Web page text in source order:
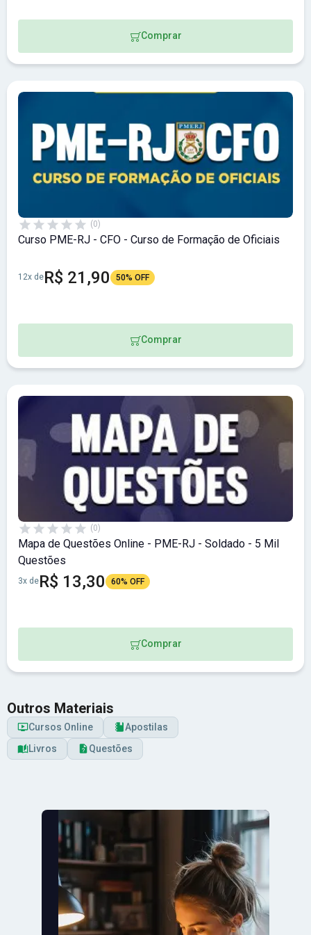
Comprar
(0)
Curso PME-RJ - CFO - Curso de Formação de Oficiais
12x deR$ 21,90 50% OFF
Comprar
(0)
Mapa de Questões Online - PME-RJ - Soldado - 5 Mil
Questões
3x deR$ 13,30 60% OFF
Comprar
Outros Materiais
Cursos Online
Apostilas
Livros
Questões